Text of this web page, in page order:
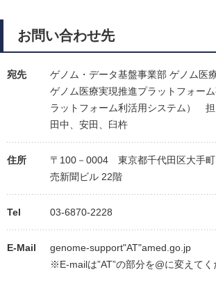
お問い合わせ先
宛先
ゲノム・データ基盤事業部 ゲノム医
ゲノム医療実現推進プラットフォー
ラットフォーム利活用システム）
田中、安田、臼杵
住所
〒100－0004 東京都千代田区大手
売新聞ビル 22階
Tel 03-6870-2228
E-Mail
genome-support"AT"amed.go.jp
※E-mailは”AT”の部分を@に変えてく